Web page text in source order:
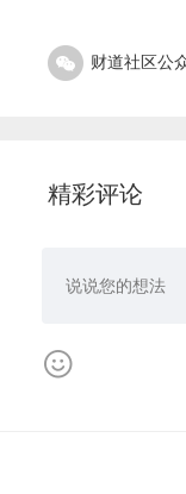
财道社区公
精彩评论